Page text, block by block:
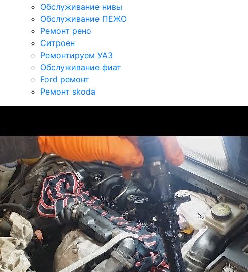
Обслуживание нивы
Обслуживание ПЕЖО
Ремонт рено
Ситроен
Ремонтируем УАЗ
Обслуживание фиат
Ford ремонт
Ремонт skoda